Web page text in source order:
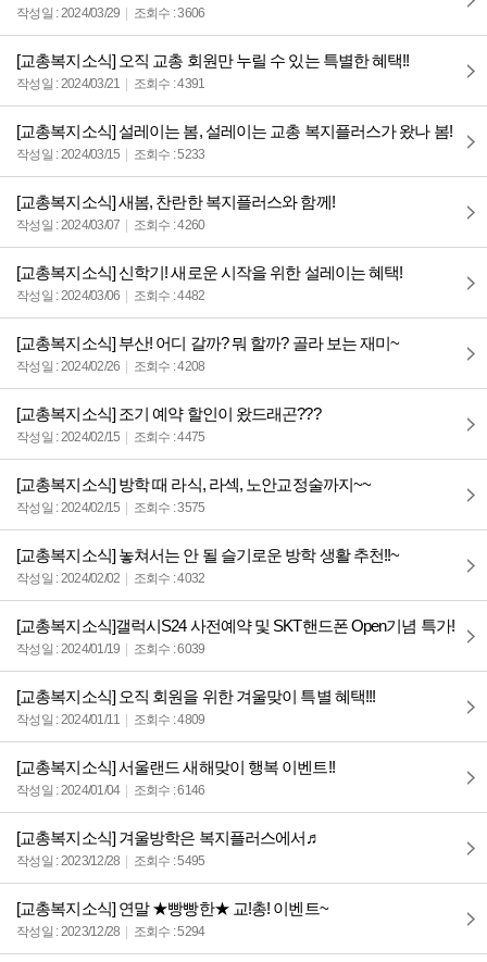
작성일 : 2024/03/29 조회수 : 3606
[교총복지소식] 오직 교총 회원만 누릴 수 있는 특별한 혜택!!
작성일 : 2024/03/21 조회수 : 4391
[교총복지소식] 설레이는 봄, 설레이는 교총 복지플러스가 왔나 봄!
작성일 : 2024/03/15 조회수 : 5233
[교총복지소식] 새봄, 찬란한 복지플러스와 함께!
작성일 : 2024/03/07 조회수 : 4260
[교총복지소식] 신학기! 새로운 시작을 위한 설레이는 혜택!
작성일 : 2024/03/06 조회수 : 4482
[교총복지소식] 부산! 어디 갈까? 뭐 할까? 골라 보는 재미~
작성일 : 2024/02/26 조회수 : 4208
[교총복지소식] 조기 예약 할인이 왔드래곤???
작성일 : 2024/02/15 조회수 : 4475
[교총복지소식] 방학 때 라식, 라섹, 노안교정술까지~~
작성일 : 2024/02/15 조회수 : 3575
[교총복지소식] 놓쳐서는 안 될 슬기로운 방학 생활 추천!!~
작성일 : 2024/02/02 조회수 : 4032
[교총복지소식]갤럭시S24 사전예약 및 SKT핸드폰 Open기념 특가!
작성일 : 2024/01/19 조회수 : 6039
[교총복지소식] 오직 회원을 위한 겨울맞이 특별 혜택!!!
작성일 : 2024/01/11 조회수 : 4809
[교총복지소식] 서울랜드 새해맞이 행복 이벤트!!
작성일 : 2024/01/04 조회수 : 6146
[교총복지소식] 겨울방학은 복지플러스에서♬
작성일 : 2023/12/28 조회수 : 5495
[교총복지소식] 연말 ★빵빵한★ 교!총! 이벤트~
작성일 : 2023/12/28 조회수 : 5294